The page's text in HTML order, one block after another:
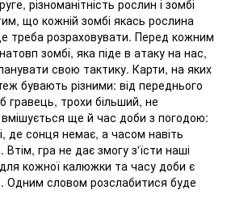
різноманітність рослин і зомбі
що кожній зомбі якась рослина
треба розраховувати. Перед кожним
зомбі, яка піде в атаку на нас,
свою тактику. Карти, на яких
бувають різними: від переднього
гравець, трохи більший, не
ще й час доби з погодою:
де сонця немає, а часом навіть
гра не дає змогу з'їсти наші
кожної калюжки та часу доби є
Одним словом розслабитися буде